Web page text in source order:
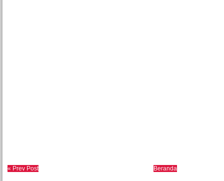
« Prev Post Beranda